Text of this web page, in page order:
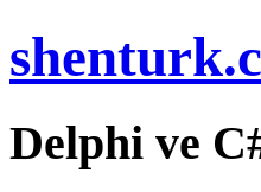
Delphi ve